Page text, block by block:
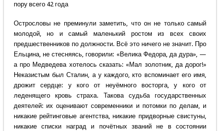
пору всего 42 года
Острословы не преминули заметить, что он не только самый
молодой, но и самый маленький ростом из всех своих
предшественников по должности. Всё это ничего не значит. Про
Ельцина, не стесняясь, говорили: «Велика Федора, да дура», —
а про Медведева хотелось сказать: «Мал золотник, да дорог!»
Неказистым был Сталин, а у каждого, кто вспоминает его имя,
дрожит сердце: у кого от неуёмного восторга, у кого от
леденящего кровь страха. Такова судьба государственных
деятелей: их оценивают современники и потомки по делам, и
никакие рейтинговые агентства, никакие придворные свистуны,
никакие списки наград и почётных званий не в состоянии